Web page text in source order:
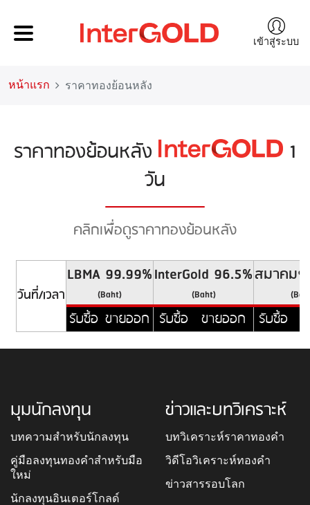
เข้าสู่ระบบ
หน้าแรก ราคาทองย้อนหลัง
ราคาทองย้อนหลัง
1
วัน
คลิกเพื่อดูราคาทองย้อนหลัง
วันที่/เวลา
LBMA 99.99%
(Baht)
InterGold 96.5%
(Baht)
สมาคมฯ
รับซื้อ ขายออก รับซื้อ ขายออก รับซื้อ
มุมนักลงทุน
บทความสำหรับนักลงทุน
คู่มือลงทุนทองคำสำหรับมือ
ใหม่
นักลงทุนอินเตอร์โกลด์
ข่าวและบทวิเคราะห์
บทวิเคราะห์ราคาทองคำ
วิดีโอวิเคราะห์ทองคำ
ข่าวสารรอบโลก